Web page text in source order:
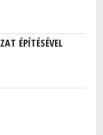
ÉPÍTÉSÉVEL